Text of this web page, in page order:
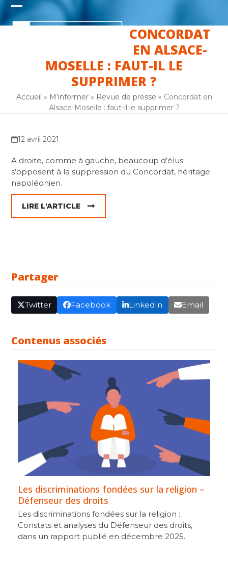
Skip
content
Open
Close
CONCORDAT
EN ALSACE-
MOSELLE : FAUT-IL LE
SUPPRIMER ?
Accueil » M’informer» Revue de presse » Concordat en
Alsace-Moselle : faut-il le supprimer ?
12 avril 2021
A droite, comme à gauche, beaucoup d’élus
s’opposent à la suppression du Concordat, héritage
napoléonien.
LIRE L'ARTICLE
Partager
Twitter Facebook LinkedIn Email
Contenus associés
Les discriminations fondées sur la religion –
Défenseur des droits
Les discriminations fondées sur la religion :
Constats et analyses du Défenseur des droits,
dans un rapport publié en décembre 2025.